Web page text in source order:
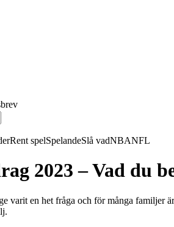
Rent spelSpelandeSlå vadNBANFL
2023 – Vad du
varit en het fråga och för många familjer